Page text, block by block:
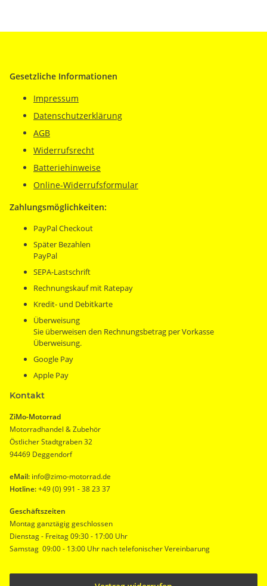
Gesetzliche Informationen
Impressum
Datenschutzerklärung
AGB
Widerrufsrecht
Batteriehinweise
Online-Widerrufsformular
Zahlungsmöglichkeiten:
PayPal Checkout
Später Bezahlen
PayPal
SEPA-Lastschrift
Rechnungskauf mit Ratepay
Kredit- und Debitkarte
Überweisung
Sie überweisen den Rechnungsbetrag per Vorkasse
Überweisung.
Google Pay
Apple Pay
Kontakt
ZiMo-Motorrad
Motorradhandel & Zubehör
Östlicher Stadtgraben 32
94469 Deggendorf
eMail: info@zimo-motorrad.de
Hotline:+49 (0) 991 - 38 23 37
Geschäftszeiten
Montag ganztägig geschlossen
Dienstag - Freitag 09:30 - 17:00 Uhr
Samstag 09:00 - 13:00 Uhr nach telefonischer Vereinbarung